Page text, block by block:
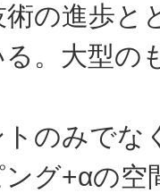
の進歩
。大型の
のみで
グ+αの空